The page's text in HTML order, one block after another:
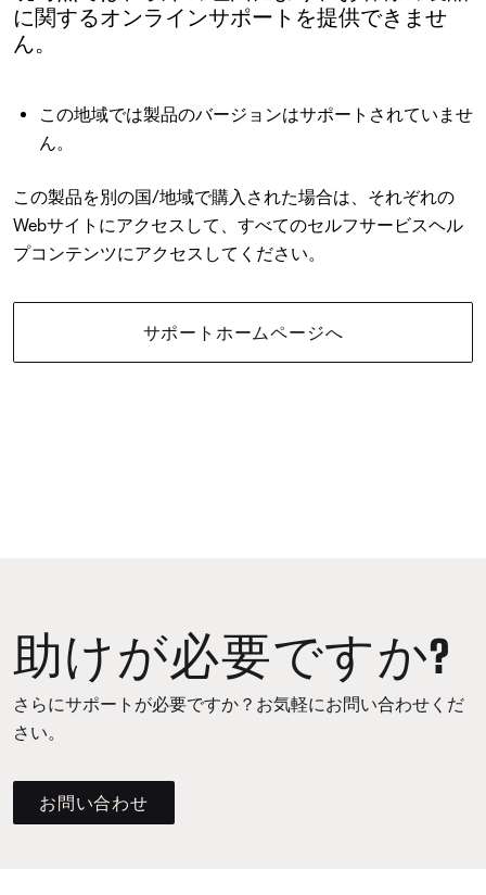
に関するオンラインサポートを提供できませ
ん。
この地域では製品のバージョンはサポートされていませ
ん。
この製品を別の国/地域で購入された場合は、それぞれの
Webサイトにアクセスして、すべてのセルフサービスヘル
プコンテンツにアクセスしてください。
サポートホームページへ
助けが必要ですか?
さらにサポートが必要ですか？お気軽にお問い合わせくだ
さい。
お問い合わせ